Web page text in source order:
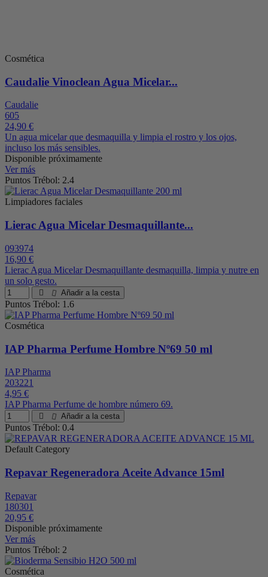
Cosmética
Caudalie Vinoclean Agua Micelar...
Caudalie
605
24,90 €
Un agua micelar que desmaquilla y limpia el rostro y los ojos,
incluso los más sensibles.
Disponible próximamente
Ver más
Puntos Trébol: 2.4
Limpiadores faciales
Lierac Agua Micelar Desmaquillante...
093974
16,90 €
Lierac Agua Micelar Desmaquillante desmaquilla, limpia y nutre en
un solo gesto.
Añadir a la cesta
Puntos Trébol: 1.6
Cosmética
IAP Pharma Perfume Hombre Nº69 50 ml
IAP Pharma
203221
4,95 €
IAP Pharma Perfume de hombre número 69.
Añadir a la cesta
Puntos Trébol: 0.4
Default Category
Repavar Regeneradora Aceite Advance 15ml
Repavar
180301
20,95 €
Disponible próximamente
Ver más
Puntos Trébol: 2
Cosmética